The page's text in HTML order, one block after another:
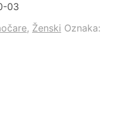
03
, Ženski Oznaka: